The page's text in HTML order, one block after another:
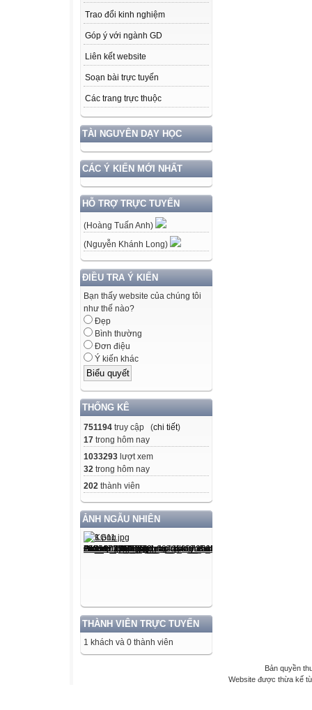
Trao đổi kinh nghiệm
Góp ý với ngành GD
Liên kết website
Soạn bài trực tuyến
Các trang trực thuộc
TÀI NGUYÊN DẠY HỌC
CÁC Ý KIẾN MỚI NHẤT
HỖ TRỢ TRỰC TUYẾN
(Hoàng Tuấn Anh)
(Nguyễn Khánh Long)
ĐIỀU TRA Ý KIẾN
Bạn thấy website của chúng tôi
như thế nào?
Đẹp
Bình thường
Đơn điệu
Ý kiến khác
THỐNG KÊ
751194 truy cập (chi tiết)
17 trong hôm nay
1033293 lượt xem
32 trong hôm nay
202 thành viên
ẢNH NGẪU NHIÊN
THÀNH VIÊN TRỰC TUYẾN
1 khách và 0 thành viên
Bản quyền
Website được thừa kế